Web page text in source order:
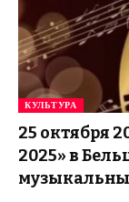
КУЛЬТУРА
25 октября
2025» в